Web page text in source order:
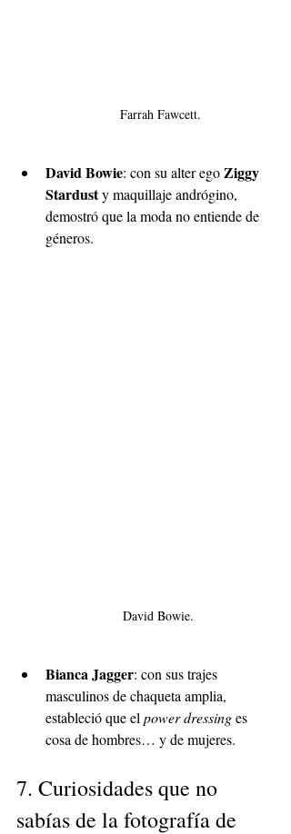
Farrah Fawcett.
David Bowie: con su alter ego Ziggy
Stardust y maquillaje andrógino,
demostró que la moda no entiende de
géneros.
David Bowie.
Bianca Jagger: con sus trajes
masculinos de chaqueta amplia,
estableció que el power dressing es
cosa de hombres… y de mujeres.
7. Curiosidades que no
sabías de la fotografía de